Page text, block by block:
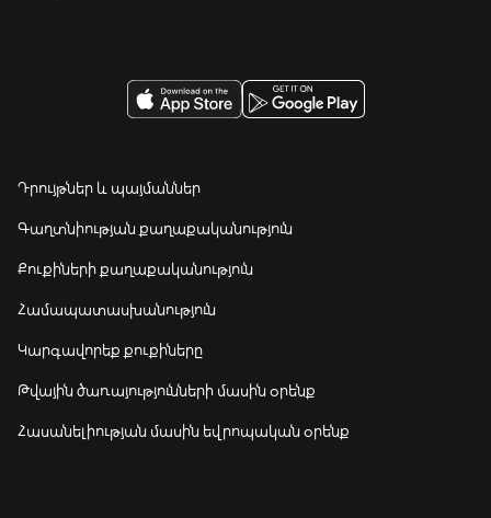
Դրույթներ և պայմաններ
Գաղտնիության քաղաքականություն
Քուքիների քաղաքականություն
Համապատասխանություն
Կարգավորեք քուքիները
Թվային ծառայությունների մասին օրենք
Հասանելիության մասին եվրոպական օրենք